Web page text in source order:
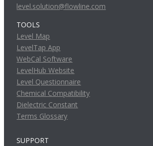
level.solution@flowline.com
TOOLS
Level Map
LevelTap App
WebCal Software
LevelHub Website
Level Questionnaire
Chemical Compatibility
Dielectric Constant
Terms Glossary
SUPPORT